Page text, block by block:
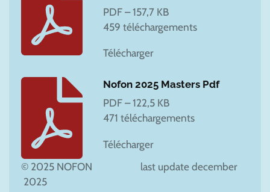
PDF – 157,7 KB
459 téléchargements
Télécharger
Nofon 2025 Masters Pdf
PDF – 122,5 KB
471 téléchargements
Télécharger
© 2025 NOFON last update december
2025